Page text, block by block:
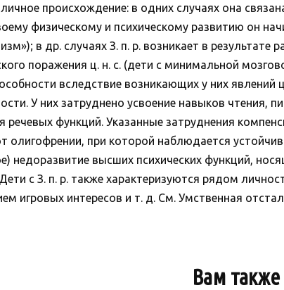
происхождение: в одних случаях она
физическому и психическому развитию он
в др. случаях З. п. р. возникает в
поражения ц. н. с. (дети с минимальной
вследствие возникающих у них
У них затруднено усвоение навыков чтения,
речевых функций. Указанные затруднения
олигофрении, при которой наблюдается
недоразвитие высших психических функций,
с З. п. р. также характеризуются рядом
игровых интересов и т. д. См. Умственная
Вам